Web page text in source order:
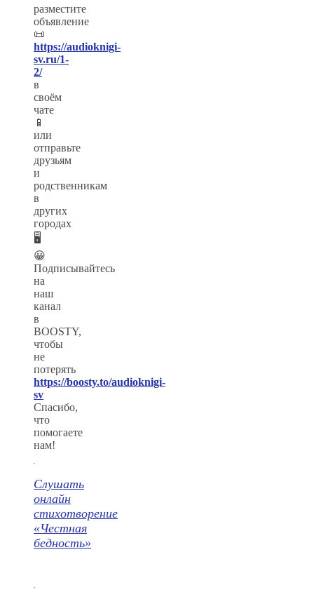
разместите
объявление
📜
https://audioknigi-
sv.ru/1-
2/
в
своём
чате
📱
или
отправьте
друзьям
и
родственникам
в
других
городах
🖥
😀
Подписывайтесь
на
наш
канал
в
BOOSTY,
чтобы
не
потерять
https://boosty.to/audioknigi-
sv
Спасибо,
что
помогаете
нам!
Слушать
онлайн
стихотворение
«Честная
бедность»